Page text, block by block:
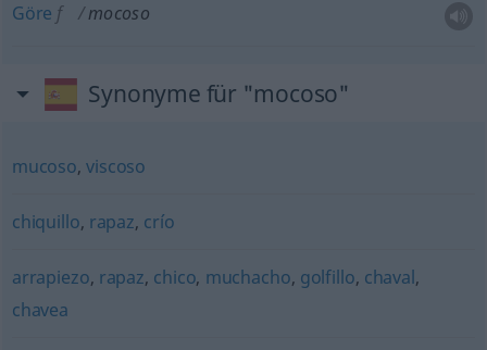
Göre f mocoso
Synonyme für "mocoso"
mucoso,viscoso
chiquillo, rapaz, crío
arrapiezo, rapaz, chico, muchacho, golfillo, chaval,
chavea